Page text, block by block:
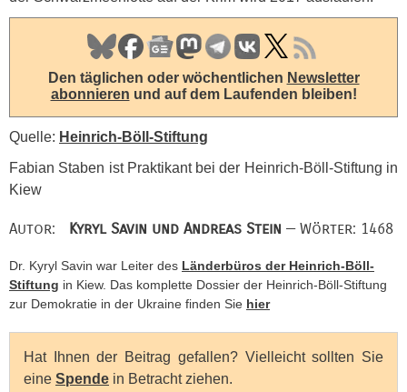
Den täglichen oder wöchentlichen Newsletter
abonnieren und auf dem Laufenden bleiben!
Quelle: Heinrich-Böll-Stiftung
Fabian Staben ist Praktikant bei der Heinrich-Böll-Stiftung in
Kiew
Autor: Kyryl Savin und Andreas Stein — Wörter: 1468
Dr. Kyryl Savin war Leiter des Länderbüros der Heinrich-Böll-
Stiftung in Kiew. Das komplette Dossier der Heinrich-Böll-Stiftung
zur Demokratie in der Ukraine finden Sie hier
Hat Ihnen der Beitrag gefallen? Vielleicht sollten Sie
eine Spende in Betracht ziehen.